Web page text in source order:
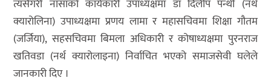
त्यसैगरी नासाको कार्यकारी उपाध्यक्षमा डा दिलीप पन्थी (नर्थ
क्यारोलिना) उपाध्यक्षमा प्रणय लामा र महासचिवमा शिक्षा गौतम
(जर्जिया), सहसचिवमा बिमला अधिकारी र कोषाध्यक्षमा पुरनराज
खतिवडा (नर्थ क्यारोलाइना) निर्वाचित भएको समाजसेवी घलेले
जानकारी दिए ।